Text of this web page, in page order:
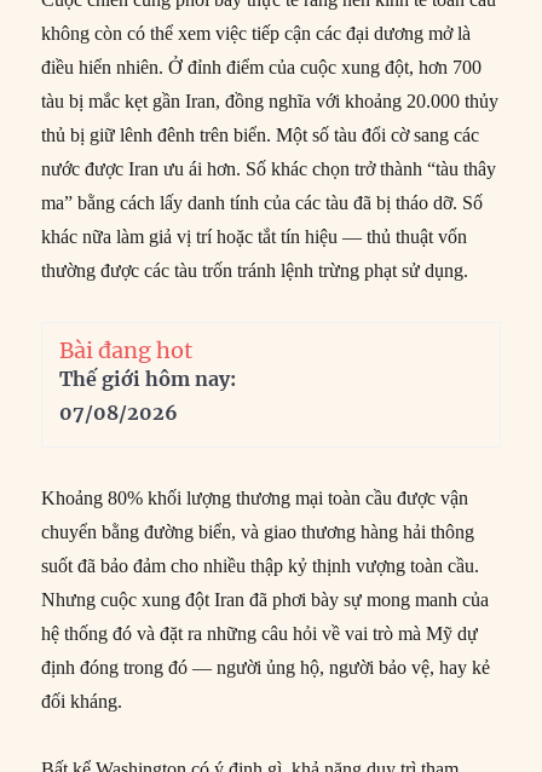
không còn có thể xem việc tiếp cận các đại dương mở là
điều hiển nhiên. Ở đỉnh điểm của cuộc xung đột, hơn 700
tàu bị mắc kẹt gần Iran, đồng nghĩa với khoảng 20.000 thủy
thủ bị giữ lênh đênh trên biển. Một số tàu đổi cờ sang các
nước được Iran ưu ái hơn. Số khác chọn trở thành “tàu thây
ma” bằng cách lấy danh tính của các tàu đã bị tháo dỡ. Số
khác nữa làm giả vị trí hoặc tắt tín hiệu — thủ thuật vốn
thường được các tàu trốn tránh lệnh trừng phạt sử dụng.
Bài đang hot
Thế giới hôm nay:
07/08/2026
Khoảng 80% khối lượng thương mại toàn cầu được vận
chuyển bằng đường biển, và giao thương hàng hải thông
suốt đã bảo đảm cho nhiều thập kỷ thịnh vượng toàn cầu.
Nhưng cuộc xung đột Iran đã phơi bày sự mong manh của
hệ thống đó và đặt ra những câu hỏi về vai trò mà Mỹ dự
định đóng trong đó — người ủng hộ, người bảo vệ, hay kẻ
đối kháng.